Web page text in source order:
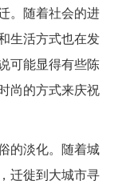
。随着社会的进
生活方式也在发
可能显得有些陈
尚的方式来庆祝
的淡化。随着城
迁徙到大城市寻